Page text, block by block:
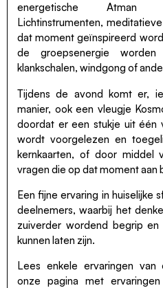
energetische Atman
Lichtinstrumenten,
dat moment geïnspireerd
de groepsenergie
klankschalen, windgong of
Tijdens de avond komt er,
manier, ook een vleugje
doordat er een stukje uit één
wordt voorgelezen en
kernkaarten, of door middel
vragen die op dat moment aan
Een fijne ervaring in huiselijke
deelnemers, waarbij het
zuiverder wordend begrip
kunnen laten zijn.
Lees enkele ervaringen van
onze pagina met